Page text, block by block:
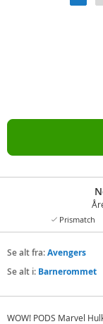
Prismatch
Se alt fra:Avengers
Se alt i: Barnerommet
WOW! PODS Marvel